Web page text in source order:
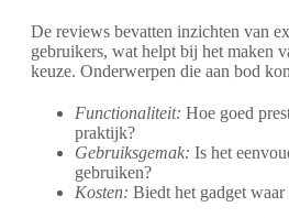
De reviews bevatten inzichten van
gebruikers, wat helpt bij het maken
keuze. Onderwerpen die aan bod
Functionaliteit: Hoe goed
praktijk?
Gebruiksgemak: Is het
gebruiken?
Kosten: Biedt het gadget